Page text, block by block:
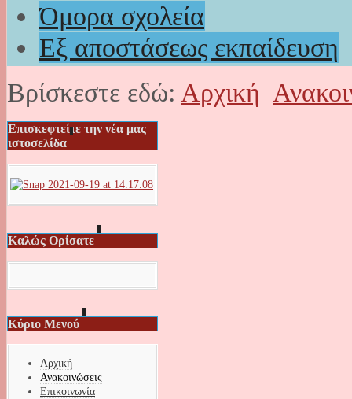
Όμορα σχολεία
Εξ αποστάσεως εκπαίδευση
Βρίσκεστε εδώ: Αρχική
Επισκεφτείτε την νέα μας
ιστοσελίδα
Καλώς Ορίσατε
Κύριο Μενού
Αρχική
Ανακοινώσεις
Επικοινωνία